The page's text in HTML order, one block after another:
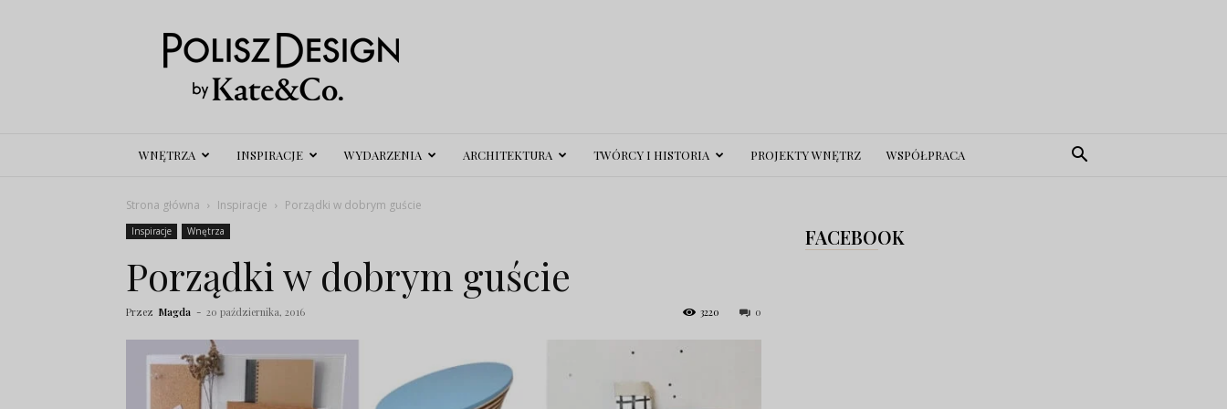
Polisz
Design
WNĘTRZA INSPIRACJE WYDARZENIA ARCHITEKTURA TWÓRCY I HISTORIA PROJEKTY WNĘTRZ WSPÓŁPRACA
Strona główna Inspiracje Porządki w dobrym guście
Inspiracje Wnętrza
Porządki w dobrym guście
Przez Magda - 20 października, 2016 0
3220
FACEBOOK